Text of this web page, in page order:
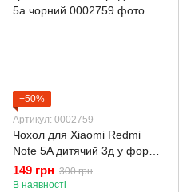
−50%
Артикул: 0002759
Чохол для Xiaomi Redmi
Note 5A дитячий 3д у формі
кролика на сяомі редмі нот
5а чорний
149 грн 300 грн
В наявності